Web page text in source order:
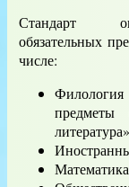
Стандарт
обязательных
числе: